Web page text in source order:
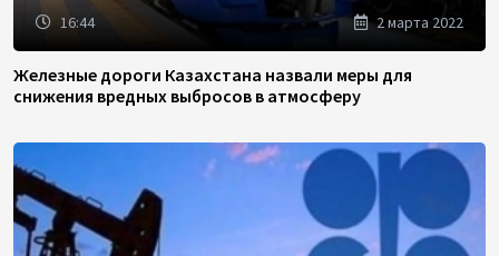
16:44 2 марта 2022
Железные дороги Казахстана назвали меры для
снижения вредных выбросов в атмосферу